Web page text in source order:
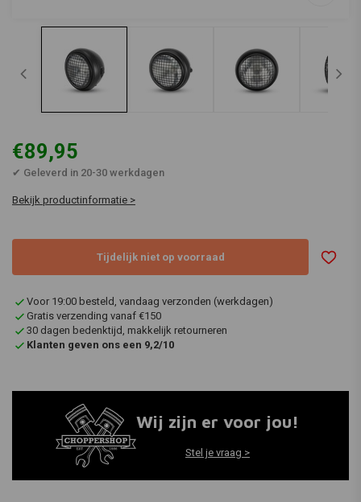
€89,95
✔ Geleverd in 20-30 werkdagen
Bekijk productinformatie >
Tijdelijk niet op voorraad
Voor 19:00 besteld, vandaag verzonden (werkdagen)
Gratis verzending vanaf €150
30 dagen bedenktijd, makkelijk retourneren
Klanten geven ons een 9,2/10
Wij zijn er voor jou!
Stel je vraag >